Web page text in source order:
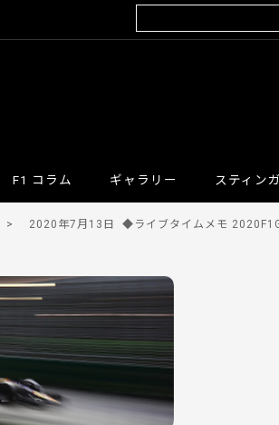
F1 コラム ギャラリー スティン
> 2020年7月13日
◆ライブタイムメモ